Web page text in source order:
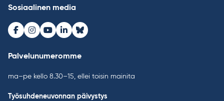
Sosiaalinen media
Facebook
Instagram
Youtube
LinkedInBluesky
Palvelunumeromme
ma–pe kello 8.30–15, ellei toisin mainita
Työsuhdeneuvonnan päivystys